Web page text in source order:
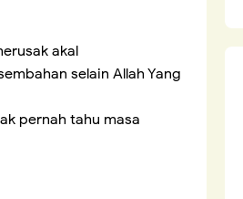
akal
selain Allah Yang
pernah tahu masa